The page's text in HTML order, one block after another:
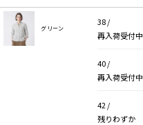
グリーン
38 /
再入荷受付中
40 /
再入荷受付中
42 /
残りわずか